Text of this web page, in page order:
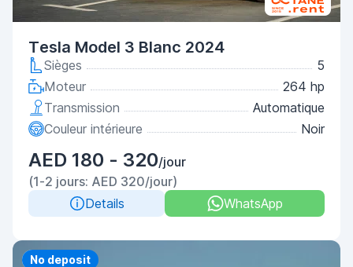
Tesla Model 3 Blanc 2024
Sièges
5
Moteur
264 hp
Transmission
Automatique
Couleur intérieure
Noir
AED 180 - 320/jour
(1-2 jours: AED 320/jour)
Details
WhatsApp
Priority
No deposit